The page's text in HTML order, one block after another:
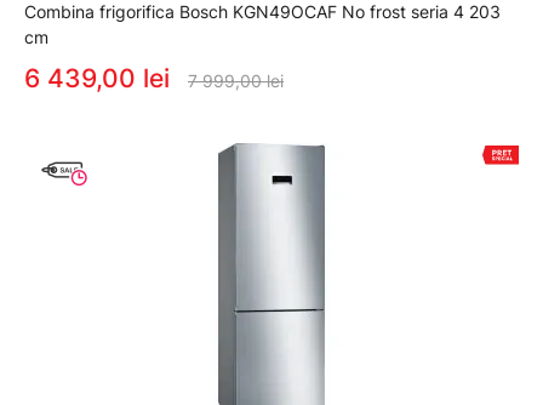
Combina frigorifica Bosch KGN49OCAF No frost seria 4 203
cm
6 439,00 lei 7 999,00 lei